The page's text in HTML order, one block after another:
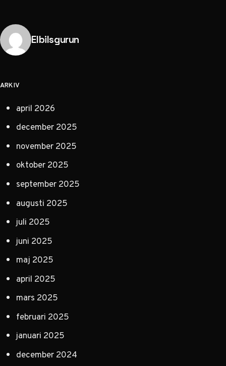
Publicerad av
Elbilsgurun
ARKIV
april 2026
december 2025
november 2025
oktober 2025
september 2025
augusti 2025
juli 2025
juni 2025
maj 2025
april 2025
mars 2025
februari 2025
januari 2025
december 2024